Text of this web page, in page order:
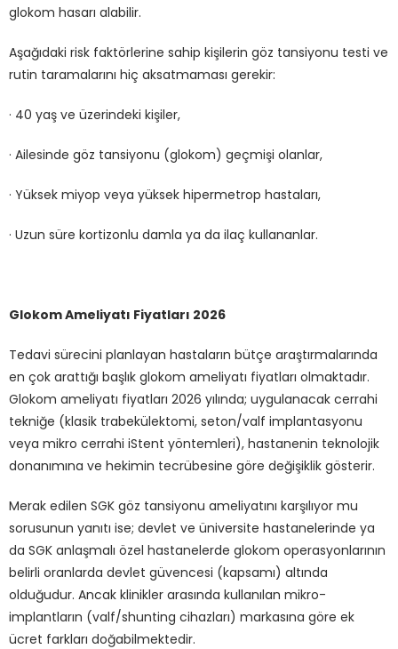
glokom hasarı alabilir.
Aşağıdaki risk faktörlerine sahip kişilerin göz tansiyonu testi ve
rutin taramalarını hiç aksatmaması gerekir:
· 40 yaş ve üzerindeki kişiler,
· Ailesinde göz tansiyonu (glokom) geçmişi olanlar,
· Yüksek miyop veya yüksek hipermetrop hastaları,
· Uzun süre kortizonlu damla ya da ilaç kullananlar.
Glokom Ameliyatı Fiyatları 2026
Tedavi sürecini planlayan hastaların bütçe araştırmalarında
en çok arattığı başlık glokom ameliyatı fiyatları olmaktadır.
Glokom ameliyatı fiyatları 2026 yılında; uygulanacak cerrahi
tekniğe (klasik trabekülektomi, seton/valf implantasyonu
veya mikro cerrahi iStent yöntemleri), hastanenin teknolojik
donanımına ve hekimin tecrübesine göre değişiklik gösterir.
Merak edilen SGK göz tansiyonu ameliyatını karşılıyor mu
sorusunun yanıtı ise; devlet ve üniversite hastanelerinde ya
da SGK anlaşmalı özel hastanelerde glokom operasyonlarının
belirli oranlarda devlet güvencesi (kapsamı) altında
olduğudur. Ancak klinikler arasında kullanılan mikro-
implantların (valf/shunting cihazları) markasına göre ek
ücret farkları doğabilmektedir.